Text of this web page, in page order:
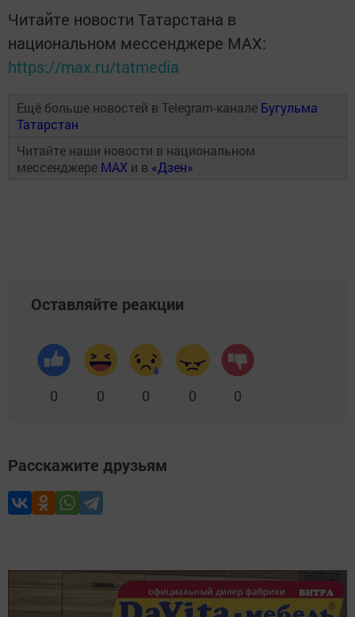
Читайте новости Татарстана в
национальном мессенджере MАХ:
https://max.ru/tatmedia
Ещё больше новостей в Telegram-канале Бугульма
Татарстан
Читайте наши новости в национальном
мессенджере MAX и в «Дзен»
Оставляйте реакции
0 0 0 0 0
Расскажите друзьям